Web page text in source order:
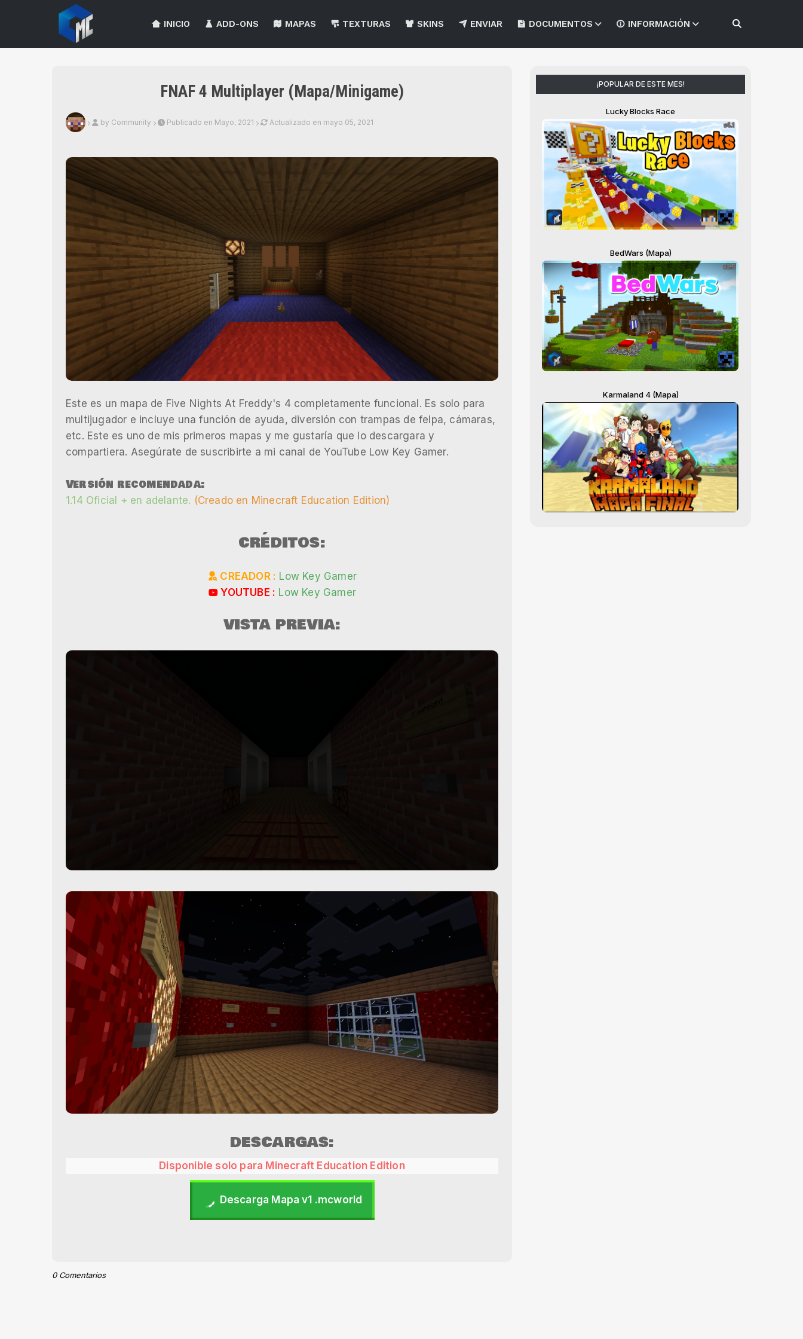
INICIO ADD-ONS MAPAS TEXTURAS SKINS ENVIAR DOCUMENTOS INFORMACIÓN
FNAF 4 Multiplayer (Mapa/Minigame)
by Community Publicado en Mayo, 2021 Actualizado en mayo 05, 2021
Este es un mapa de Five Nights At Freddy's 4 completamente funcional. Es solo para
multijugador e incluye una función de ayuda, diversión con trampas de felpa, cámaras,
etc. Este es uno de mis primeros mapas y me gustaría que lo descargara y
compartiera. Asegúrate de suscribirte a mi canal de YouTube Low Key Gamer.
Versión recomendada:
1.14 Oficial + en adelante. (Creado en Minecraft Education Edition)
CRÉDITOS:
CREADOR : Low Key Gamer
YOUTUBE : Low Key Gamer
VISTA PREVIA:
DESCARGAS:
Disponible solo para Minecraft Education Edition
Descarga Mapa v1 .mcworld
0 Comentarios
¡POPULAR DE ESTE MES!
Lucky Blocks Race
BedWars (Mapa)
Karmaland 4 (Mapa)